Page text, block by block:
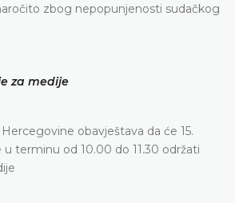
zbog nepopunjenosti sudačkog
za medije
obavještava da će 15.
u terminu od 10.00 do 11.30 održati